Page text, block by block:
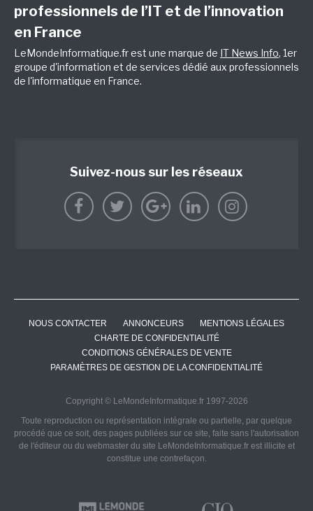
professionnels de l’IT et de l’innovation
en France
LeMondeInformatique.fr est une marque de IT News Info, 1er
groupe d'information et de services dédié aux professionnels
de l'informatique en France.
Suivez-nous sur les réseaux
NOUS CONTACTER ANNONCEURS
MENTIONS LÉGALES
CHARTE DE CONFIDENTIALITÉ
CONDITIONS GÉNÉRALES DE VENTE
PARAMÈTRES DE GESTION DE LA CONFIDENTIALITÉ
Copyright © LeMondeInformatique.fr 1997-2026
Toute reproduction ou représentation intégrale ou partielle, par quelque
procédé que ce soit, des pages publiées sur ce site, faite sans l'autorisation
de l'éditeur ou du webmaster du site LeMondeInformatique.fr est illicite et
constitue une contrefaçon.